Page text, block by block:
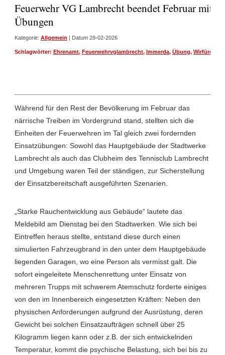
Feuerwehr VG Lambrecht beendet Februar mit
Übungen
Kategorie: Allgemein | Datum 28-02-2026
Schlagwörter: Ehrenamt, Feuerwehrvglambrecht, Immerda, Übung, Wirfüreuch
Während für den Rest der Bevölkerung im Februar das
närrische Treiben im Vordergrund stand, stellten sich die
Einheiten der Feuerwehren im Tal gleich zwei fordernden
Einsatzübungen: Sowohl das Hauptgebäude der Stadtwerke
Lambrecht als auch das Clubheim des Tennisclub Lambrecht
und Umgebung waren Teil der ständigen, zur Sicherstellung
der Einsatzbereitschaft ausgeführten Szenarien.
„Starke Rauchentwicklung aus Gebäude“ lautete das
Meldebild am Dienstag bei den Stadtwerken. Wie sich bei
Eintreffen heraus stellte, entstand diese durch einen
simulierten Fahrzeugbrand in den unter dem Hauptgebäude
liegenden Garagen, wo eine Person als vermisst galt. Die
sofort eingeleitete Menschenrettung unter Einsatz von
mehreren Trupps mit schwerem Atemschutz forderte einiges
von den im Innenbereich eingesetzten Kräften: Neben den
physischen Anforderungen aufgrund der Ausrüstung, deren
Gewicht bei solchen Einsatzaufträgen schnell über 25
Kilogramm liegen kann oder z.B. der sich entwickelnden
Temperatur, kommt die psychische Belastung, sich bei bis zu